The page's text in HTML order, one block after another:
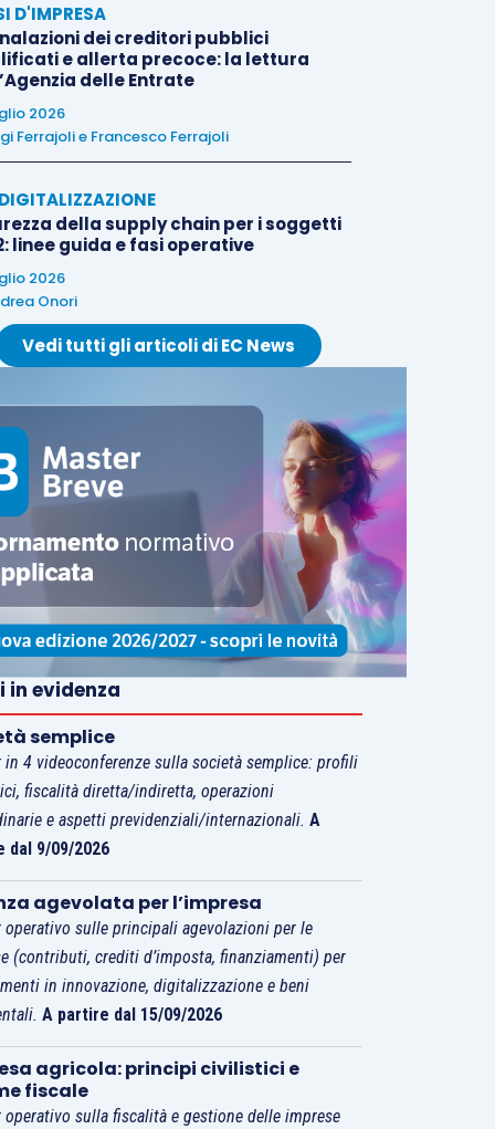
D'IMPRESA
dei creditori pubblici
e allerta precoce: la lettura
delle Entrate
2026
Ferrajolie Francesco Ferrajoli
della supply chain per i soggetti
linee guida e fasi operative
2026
Onori
Vedi tutti gli articoli di EC News
in evidenza
semplice
in 4 videoconferenze sulla società semplice: profili
fiscalità diretta/indiretta, operazioni
e aspetti previdenziali/internazionali.A
dal 9/09/2026
agevolata per l’impresa
operativo sulle principali agevolazioni per le
(contributi, crediti d’imposta, finanziamenti) per
in innovazione, digitalizzazione e beni
A partire dal 15/09/2026
agricola: principi civilistici e
fiscale
operativo sulla fiscalità e gestione delle imprese